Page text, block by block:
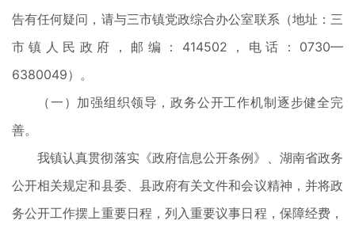
告有任何疑问，请与三市镇党政综合办公室联系（地址：三
市镇人民政府，邮编：414502，电话：0730—
6380049）。
（一）加强组织领导，政务公开工作机制逐步健全完
善。
我镇认真贯彻落实《政府信息公开条例》、湖南省政务
公开相关规定和县委、县政府有关文件和会议精神，并将政
务公开工作摆上重要日程，列入重要议事日程，保障经费，